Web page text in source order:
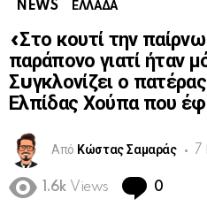
NEWS ΕΛΛΑΔΑ
«Στο κουτί την
παράπονο γιατί ήταν
Σuγκλονίζει ο
Ελπίδας Χούπα που
Από Κώστας Σαμαράς 7
1.6k Views 0